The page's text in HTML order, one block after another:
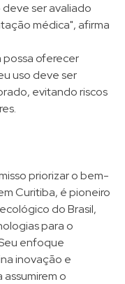
ser avaliado
médica", afirma
possa oferecer
uso deve ser
evitando riscos
priorizar o bem-
Curitiba, é pioneiro
do Brasil,
para o
enfoque
inovação e
o